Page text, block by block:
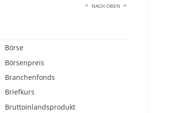
NACH OBEN
Börse
Börsenpreis
Branchenfonds
Briefkurs
Bruttoinlandsprodukt